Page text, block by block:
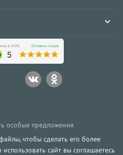
особые предложения
чтобы сделать его более
сайт вы соглашаетесь